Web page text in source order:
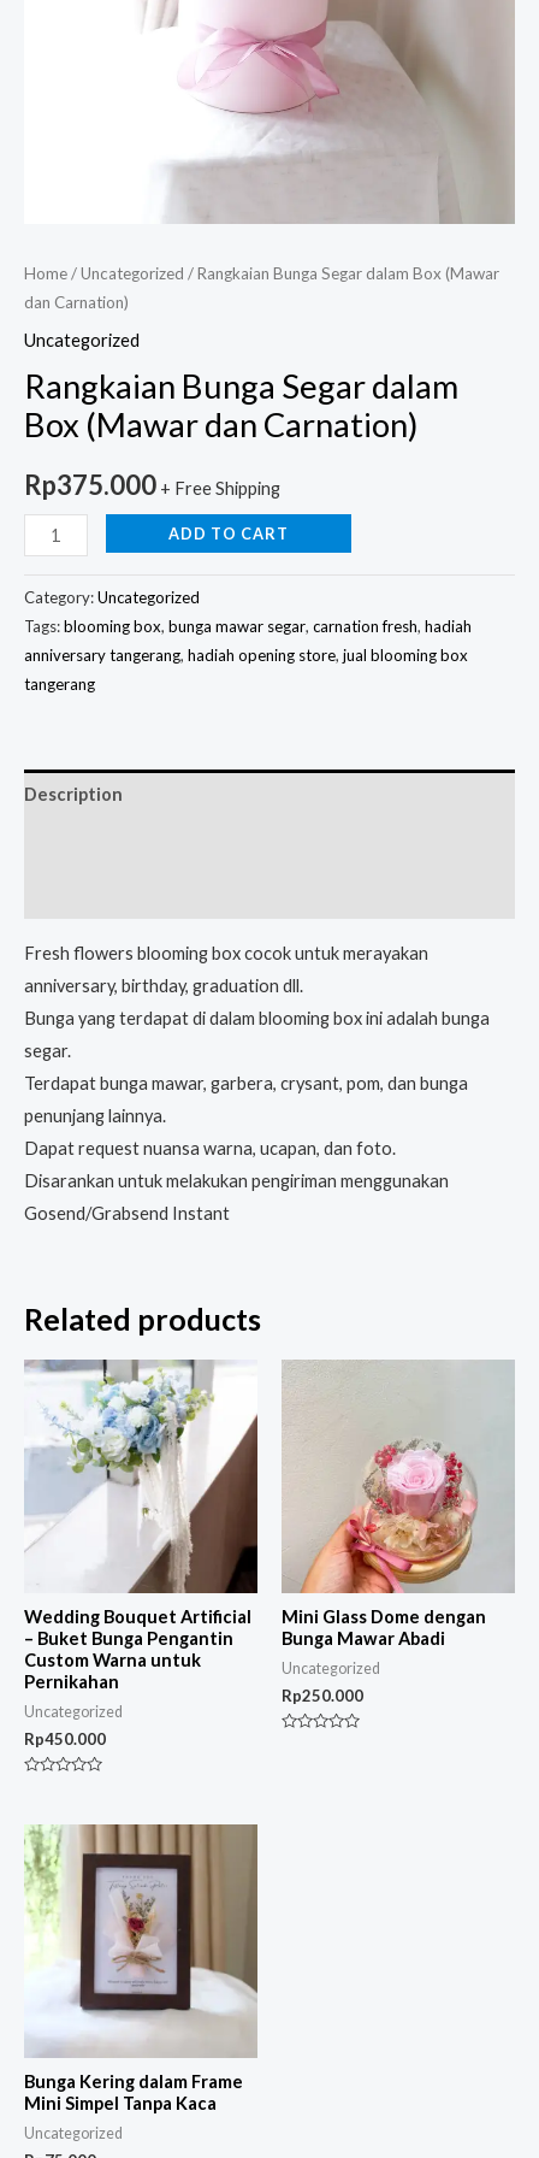
Home/Uncategorized / Rangkaian Bunga Segar dalam Box (Mawar
dan Carnation)
Uncategorized
Rangkaian Bunga Segar dalam
Box (Mawar dan Carnation)
Rp375.000 + Free Shipping
ADD TO CART
Category:Uncategorized
Tags:blooming box, bunga mawar segar, carnation fresh, hadiah
anniversary tangerang, hadiah opening store, jual blooming box
tangerang
Description
Fresh flowers blooming box cocok untuk merayakan
anniversary, birthday, graduation dll.
Bunga yang terdapat di dalam blooming box ini adalah bunga
segar.
Terdapat bunga mawar, garbera, crysant, pom, dan bunga
penunjang lainnya.
Dapat request nuansa warna, ucapan, dan foto.
Disarankan untuk melakukan pengiriman menggunakan
Gosend/Grabsend Instant
Related products
Wedding Bouquet Artificial
– Buket Bunga Pengantin
Custom Warna untuk
Pernikahan
Uncategorized
Rp450.000
of
5
Mini Glass Dome dengan
Bunga Mawar Abadi
Uncategorized
Rp250.000
Bunga Kering dalam Frame
Mini Simpel Tanpa Kaca
Uncategorized